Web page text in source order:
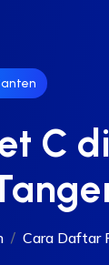
C
Cara Daftar